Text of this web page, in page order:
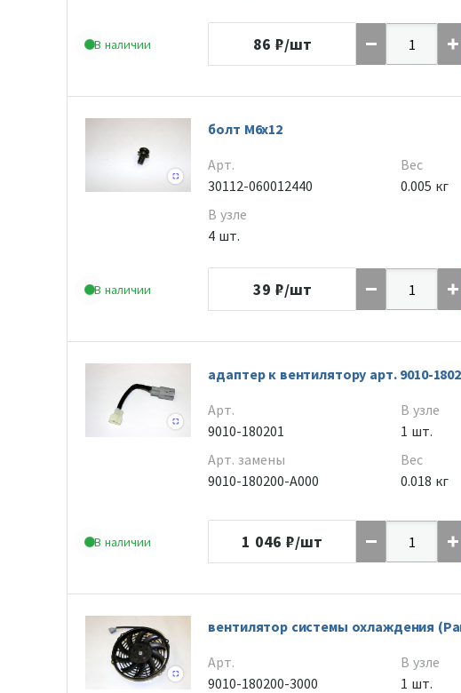
В наличии 86 ₽/шт
В наличии
болт М6х12
Арт.
30112-060012440
В узле
4 шт.
Вес
0.005 кг
39 ₽/шт
В наличии
адаптер к вентилятору арт. 9010-
Арт.
9010-180201
Арт. замены
9010-180200-A000
В узле
1 шт.
Вес
0.018 кг
1 046 ₽/шт
вентилятор системы охлаждения
Арт.
9010-180200-3000
В узле
1 шт.